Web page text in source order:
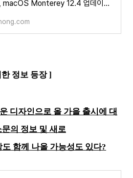
Apple, macOS Monterey 12.4 업데이트 수정된 내용과 바뀐 점은 무엇인가?
정보 등장 ]
디자인으로 올 가을 출시에 대
의 정보 및 새로
함께 나올 가능성도 있다?